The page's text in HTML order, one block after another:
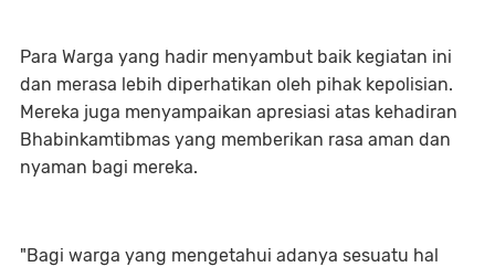
Para Warga yang hadir menyambut baik kegiatan ini
dan merasa lebih diperhatikan oleh pihak kepolisian.
Mereka juga menyampaikan apresiasi atas kehadiran
Bhabinkamtibmas yang memberikan rasa aman dan
nyaman bagi mereka.
"Bagi warga yang mengetahui adanya sesuatu hal